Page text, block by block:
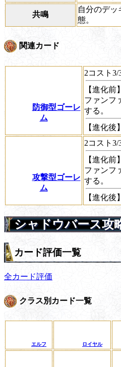
共鳴
自分のデッ
態。
関連カード
防御型ゴーレ
ム
2コスト3/
【進化前
ファンフ
する。
【進化後】
攻撃型ゴーレ
ム
2コスト3/
【進化前
ファンフ
する。
【進化後】
シャドウバース攻
カード評価一覧
全カード評価
クラス別カード一覧
エルフ ロイヤル